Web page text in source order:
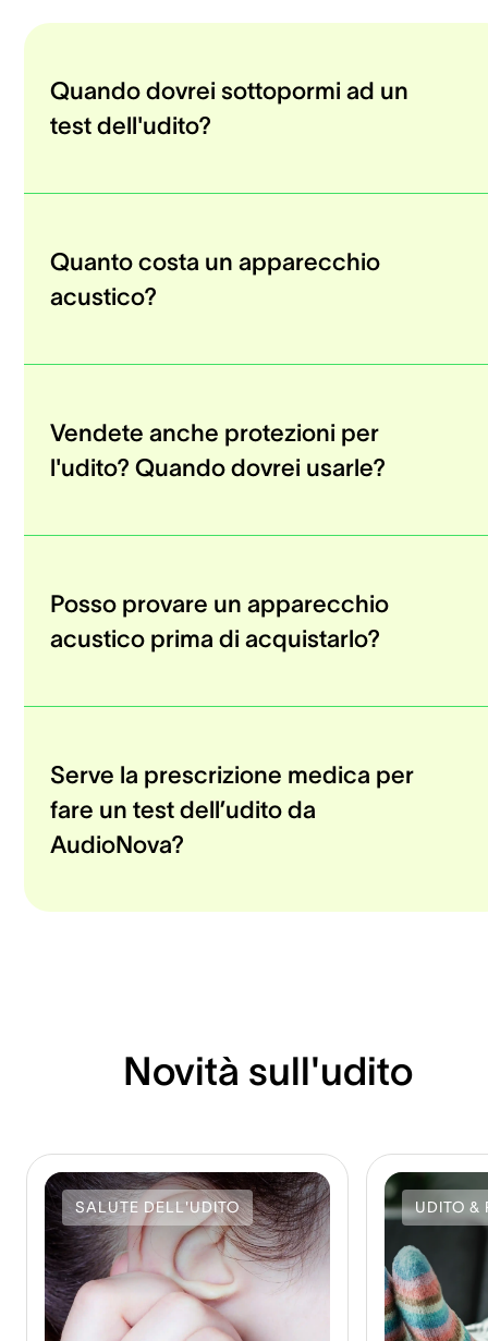
Quando dovrei sottopormi ad un
test dell'udito?
Quanto costa un apparecchio
acustico?
Vendete anche protezioni per
l'udito? Quando dovrei usarle?
Posso provare un apparecchio
acustico prima di acquistarlo?
Serve la prescrizione medica per
fare un test dell’udito da
AudioNova?
Novità sull'udito
SALUTE DELL'UDITO UDITO &